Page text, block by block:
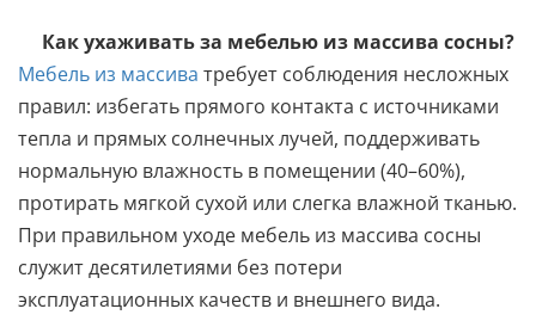
Как ухаживать за мебелью из массива сосны?
Мебель из массива требует соблюдения несложных
правил: избегать прямого контакта с источниками
тепла и прямых солнечных лучей, поддерживать
нормальную влажность в помещении (40–60%),
протирать мягкой сухой или слегка влажной тканью.
При правильном уходе мебель из массива сосны
служит десятилетиями без потери
эксплуатационных качеств и внешнего вида.